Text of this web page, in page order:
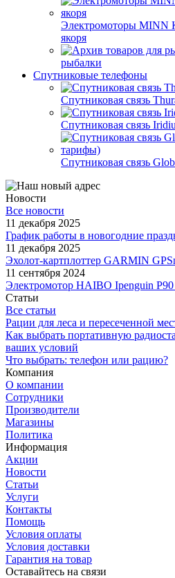
Электромоторы MINN
якоря
рыбалки
Спутниковые телефоны
Спутниковая связь
Спутниковая связь
Спутниковая связь
Новости
Все новости
11 декабря 2025
График работы в новогодние
11 декабря 2025
Эхолот-картплоттер GARMIN
11 сентября 2024
Электромотор HAIBO Ipenguin
Статьи
Все статьи
Рации для леса и пересеченной
Как выбрать портативную
ваших условий
Что выбрать: телефон или рацию?
Компания
О компании
Сотрудники
Производители
Магазины
Политика
Информация
Акции
Новости
Статьи
Услуги
Контакты
Помощь
Условия оплаты
Условия доставки
Гарантия на товар
Оставайтесь на связи